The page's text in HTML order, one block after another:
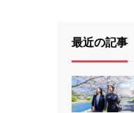
最近の記事